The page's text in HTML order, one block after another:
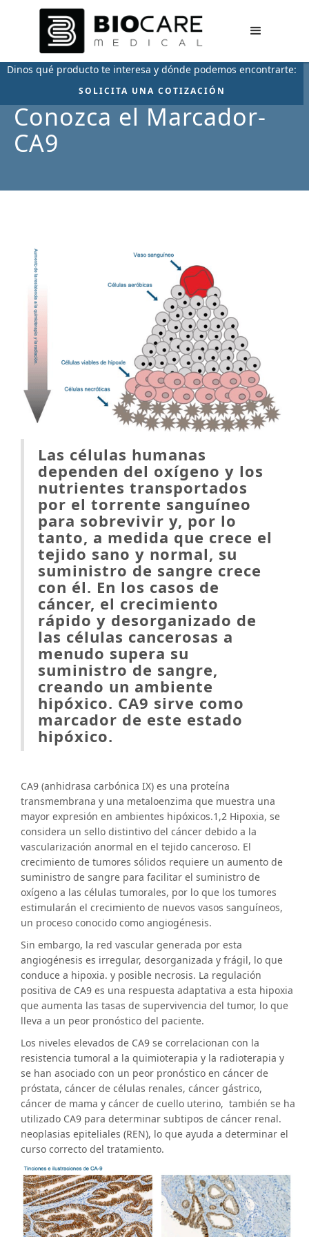
Dinos qué producto te interesa y dónde podemos encontrarte:
SOLICITA UNA COTIZACIÓN
Conozca el Marcador­
CA­9
Las células humanas
dependen del oxígeno y los
nutrientes transportados
por el torrente sanguíneo
para sobrevivir y, por lo
tanto, a medida que crece el
tejido sano y normal, su
suministro de sangre crece
con él. En los casos de
cáncer, el crecimiento
rápido y desorganizado de
las células cancerosas a
menudo supera su
suministro de sangre,
creando un ambiente
hipóxico. CA9 sirve como
marcador de este estado
hipóxico.
CA9 (anhidrasa carbónica IX) es una proteína
transmembrana y una metaloenzima que muestra una
mayor expresión en ambientes hipóxicos.1,2 Hipoxia, se
considera un sello distintivo del cáncer debido a la
vascularización anormal en el tejido canceroso. El
crecimiento de tumores sólidos requiere un aumento de
suministro de sangre para facilitar el suministro de
oxígeno a las células tumorales, por lo que los tumores
estimularán el crecimiento de nuevos vasos sanguíneos,
un proceso conocido como angiogénesis.
Sin embargo, la red vascular generada por esta
angiogénesis es irregular, desorganizada y frágil, lo que
conduce a hipoxia. y posible necrosis. La regulación
positiva de CA9 es una respuesta adaptativa a esta hipoxia
que aumenta las tasas de supervivencia del tumor, lo que
lleva a un peor pronóstico del paciente.
Los niveles elevados de CA9 se correlacionan con la
resistencia tumoral a la quimioterapia y la radioterapia y
se han asociado con un peor pronóstico en cáncer de
próstata, cáncer de células renales, cáncer gástrico,
cáncer de mama y cáncer de cuello uterino, también se ha
utilizado CA9 para determinar subtipos de cáncer renal.
neoplasias epiteliales (REN), lo que ayuda a determinar el
curso correcto del tratamiento.